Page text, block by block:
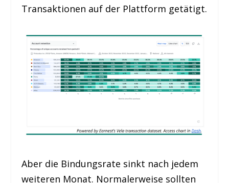
Transaktionen auf der Plattform getätigt.
Aber die Bindungsrate sinkt nach jedem
weiteren Monat. Normalerweise sollten